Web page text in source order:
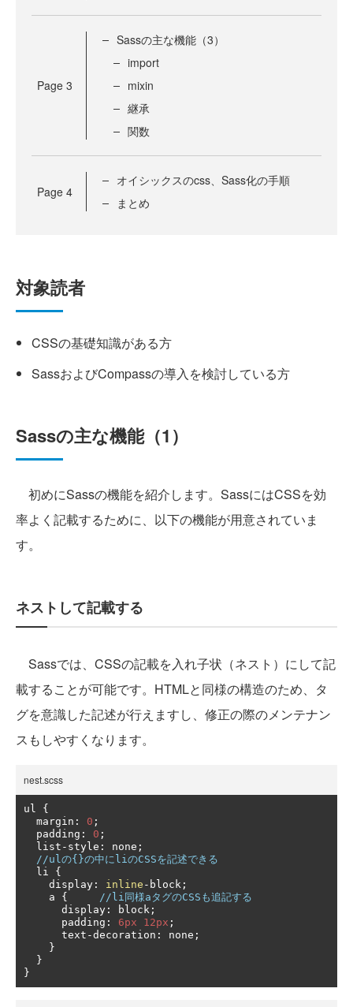
Page 3
Sassの主な機能（3）
import
mixin
継承
関数
Page 4
オイシックスのcss、Sass化の手順
まとめ
対象読者
CSSの基礎知識がある方
SassおよびCompassの導入を検討している方
Sassの主な機能（1）
初めにSassの機能を紹介します。SassにはCSSを効
率よく記載するために、以下の機能が用意されていま
す。
ネストして記載する
Sassでは、CSSの記載を入れ子状（ネスト）にして記
載することが可能です。HTMLと同様の構造のため、タ
グを意識した記述が行えますし、修正の際のメンテナン
スもしやすくなります。
nest.scss
ul {
  margin
: 0 ;
  padding
: 0 ;
  list
- style : none ;
//ulの{}の中にliのCSSを記述できる
  li
{
    display
: inline - block ;
    a
{
//li同様aタグのCSSも追記する
      display
: block ;
      padding
: 6px 12px ;
      text
-decoration : none ;
}
}
}